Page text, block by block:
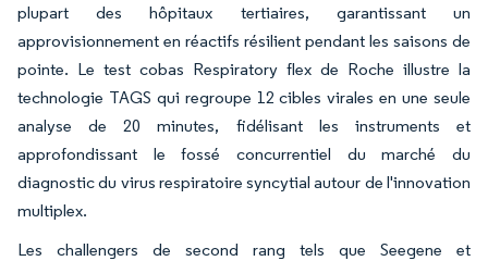
plupart des hôpitaux tertiaires, garantissant un
approvisionnement en réactifs résilient pendant les saisons de
pointe. Le test cobas Respiratory flex de Roche illustre la
technologie TAGS qui regroupe 12 cibles virales en une seule
analyse de 20 minutes, fidélisant les instruments et
approfondissant le fossé concurrentiel du marché du
diagnostic du virus respiratoire syncytial autour de l'innovation
multiplex.
Les challengers de second rang tels que Seegene et